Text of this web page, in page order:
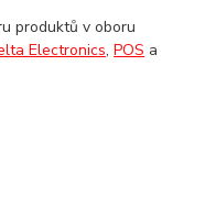
produktů v oboru
Electronics,POS a